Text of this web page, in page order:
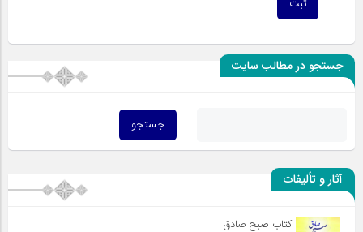
جستجو در مطالب سایت
آثار و تألیفات
کتاب صبح صادق